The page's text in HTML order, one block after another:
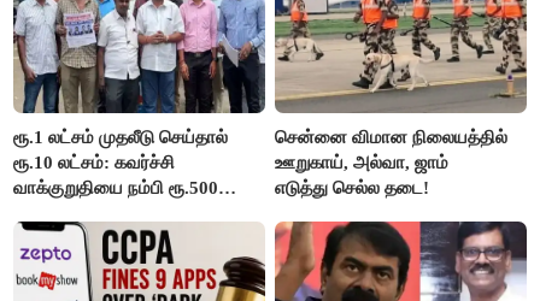
ரூ.1 லட்சம் முதலீடு செய்தால்
ரூ.10 லட்சம்: கவர்ச்சி
வாக்குறுதியை நம்பி ரூ.500
மக்கள்!
சென்னை விமான நிலையத்தில்
ஊறுகாய், அல்வா, ஜாம்
எடுத்து செல்ல தடை!